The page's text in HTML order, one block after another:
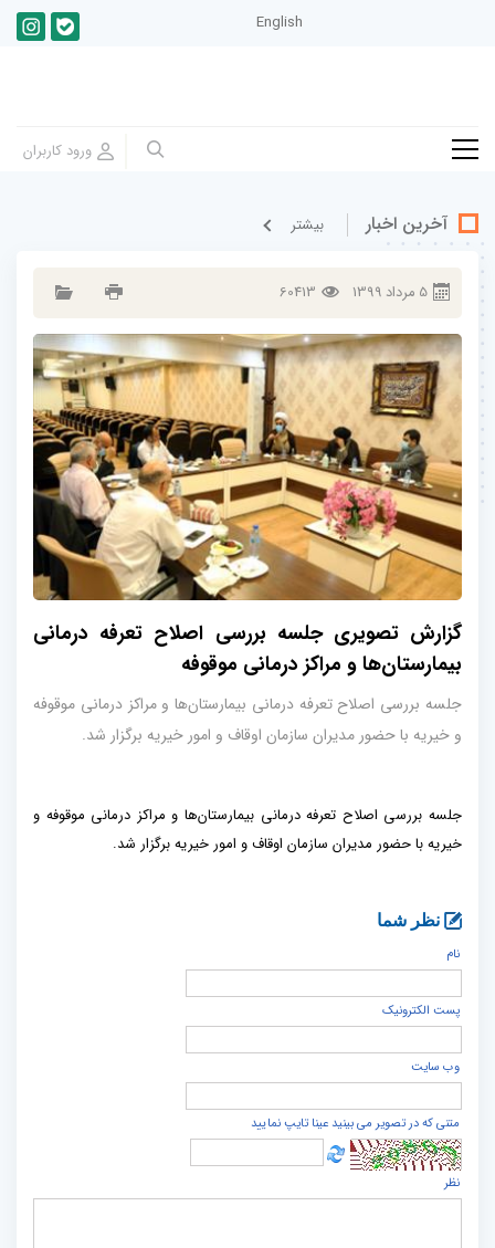
English
آخرین اخبار بيشتر
5 مرداد 1399
60413
گزارش تصویری جلسه بررسی اصلاح تعرفه درمانی
بیمارستان‌ها و مراکز درمانی موقوفه
جلسه بررسی اصلاح تعرفه درمانی بیمارستان‌ها و مراکز درمانی موقوفه
و خیریه با حضور مدیران سازمان اوقاف و امور خیریه برگزار شد.
جلسه بررسی اصلاح تعرفه درمانی بیمارستان‌ها و مراکز درمانی موقوفه و
خیریه با حضور مدیران سازمان اوقاف و امور خیریه برگزار شد.
نظر شما
نام
پست الكترونيک
وب سایت
متنی که در تصویر می بینید عینا تایپ نمایید
نظر